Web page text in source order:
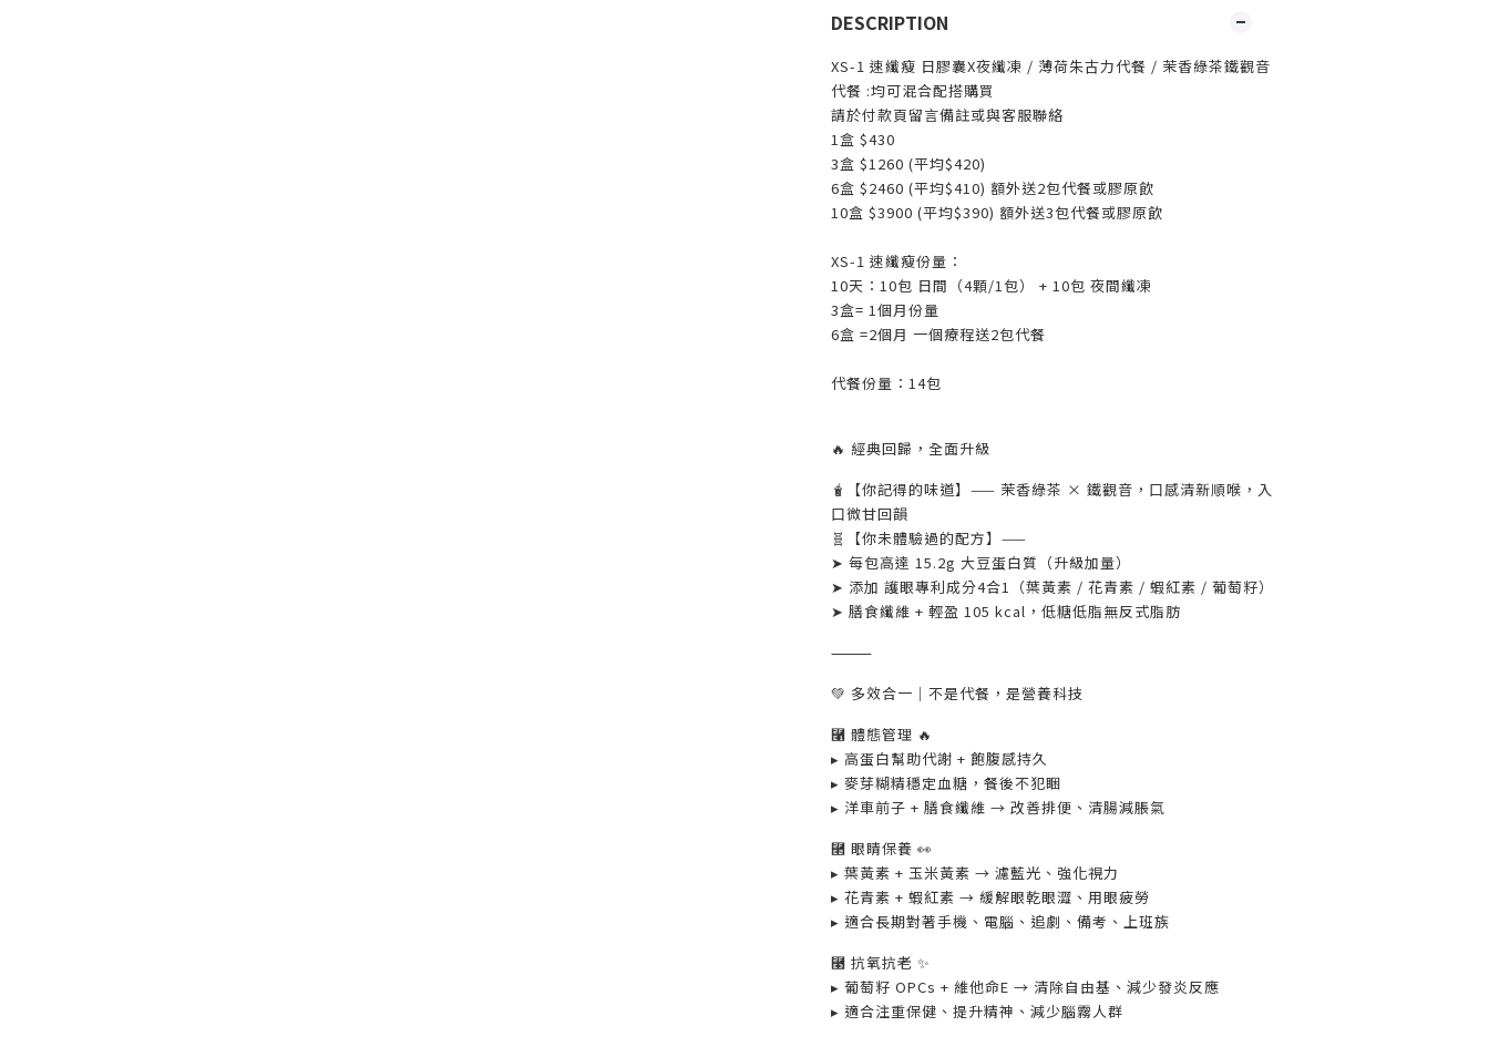
DESCRIPTION
XS-1 速纖瘦 日膠囊X夜纖凍 / 薄荷朱古力代餐 / 茉香綠茶鐵觀音
代餐 :均可混合配搭購買
請於付款頁留言備註或與客服聯絡
1盒 $430
3盒 $1260 (平均$420)
6盒 $2460 (平均$410) 額外送2包代餐或膠原飲
10盒 $3900 (平均$390) 額外送3包代餐或膠原飲
XS-1 速纖瘦份量：
10天：10包 日間（4顆/1包） + 10包 夜間纖凍
3盒= 1個月份量
6盒 =2個月 一個療程送2包代餐
代餐份量：14包
🔥 經典回歸，全面升級
🧋【你記得的味道】—— 茉香綠茶 × 鐵觀音，口感清新順喉，入
口微甘回韻
🧬【你未體驗過的配方】——
➤ 每包高達 15.2g 大豆蛋白質（升級加量）
➤ 添加 護眼專利成分4合1（葉黃素 / 花青素 / 蝦紅素 / 葡萄籽）
➤ 膳食纖維 + 輕盈 105 kcal，低糖低脂無反式脂肪
⸻
💚 多效合一｜不是代餐，是營養科技
⿡ 體態管理 🔥
▸ 高蛋白幫助代謝 + 飽腹感持久
▸ 麥芽糊精穩定血糖，餐後不犯睏
▸ 洋車前子 + 膳食纖維 → 改善排便、清腸減脹氣
⿢ 眼睛保養 👀
▸ 葉黃素 + 玉米黃素 → 濾藍光、強化視力
▸ 花青素 + 蝦紅素 → 緩解眼乾眼澀、用眼疲勞
▸ 適合長期對著手機、電腦、追劇、備考、上班族
⿣ 抗氧抗老 ✨
▸ 葡萄籽 OPCs + 維他命E → 清除自由基、減少發炎反應
▸ 適合注重保健、提升精神、減少腦霧人群